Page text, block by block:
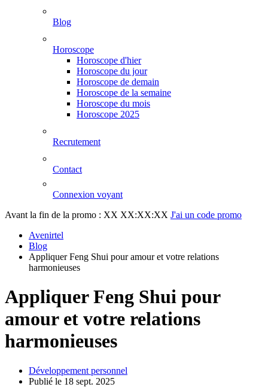
Blog
Horoscope
Horoscope d'hier
Horoscope du jour
Horoscope de demain
Horoscope de la semaine
Horoscope du mois
Horoscope 2025
Recrutement
Contact
Connexion voyant
Avant la fin de la promo : XX XX:XX:XX J'ai un code promo
Avenirtel
Blog
Appliquer Feng Shui pour amour et votre relations
harmonieuses
Appliquer Feng Shui pour
amour et votre relations
harmonieuses
Développement personnel
Publié le 18 sept. 2025